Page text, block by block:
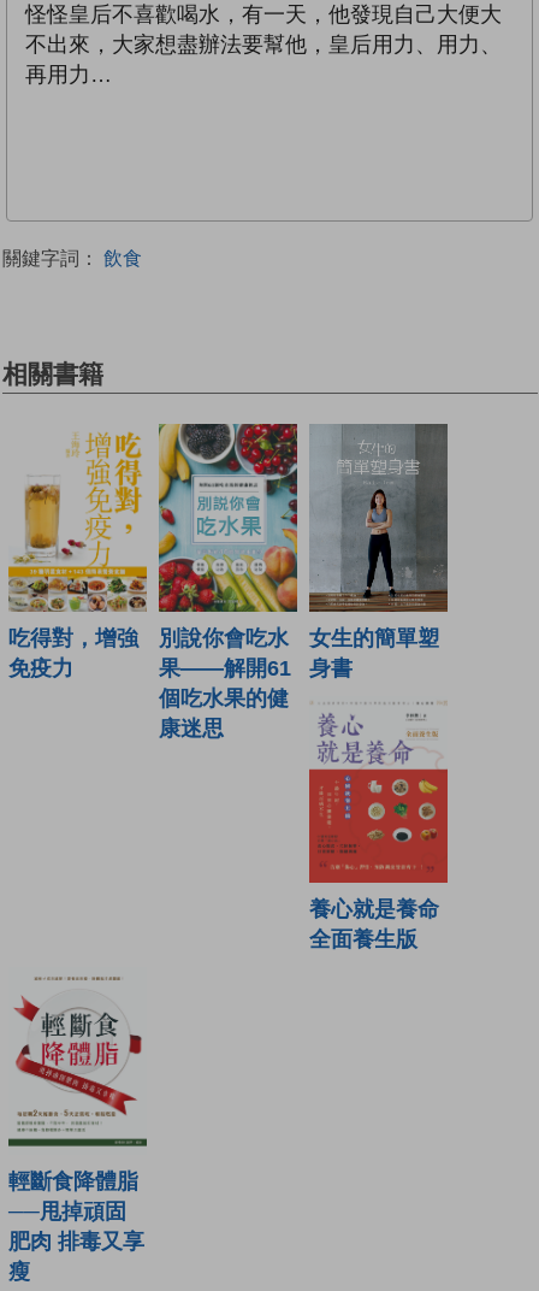
怪怪皇后不喜歡喝水，有一天，他發現自己大便大
不出來，大家想盡辦法要幫他，皇后用力、用力、
再用力…
關鍵字詞： 飲食
相關書籍
吃得對，增強
免疫力
別說你會吃水
果——解開61
個吃水果的健
康迷思
女生的簡單塑
身書
養心就是養命
全面養生版
輕斷食降體脂
──甩掉頑固
肥肉 排毒又享
瘦